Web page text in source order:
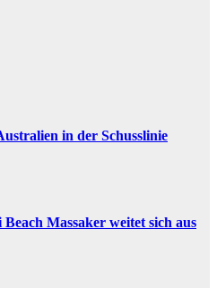
in der Schusslinie
Massaker weitet sich aus